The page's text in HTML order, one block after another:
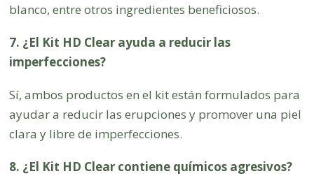
blanco, entre otros ingredientes beneficiosos.
7. ¿El Kit HD Clear ayuda a reducir las
imperfecciones?
Sí, ambos productos en el kit están formulados para
ayudar a reducir las erupciones y promover una piel
clara y libre de imperfecciones.
8. ¿El Kit HD Clear contiene químicos agresivos?